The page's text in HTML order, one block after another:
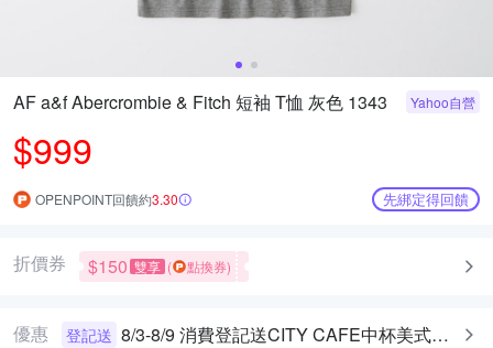
AF a&f Abercrombie & Fitch 短袖 T恤 灰色 1343
$999
Yahoo自營
OPENPOINT回饋約3.30 先綁定得回饋
折價券 $150 雙享 ( 點換券)
優惠 登記送 8/3-8/9 消費登記送CITY CAFE中杯美式乙杯